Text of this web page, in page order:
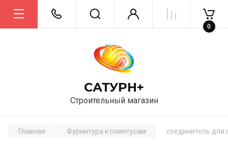
САТУРН+
Строительный магазин
0
Главная Фурнитура к плинтусам соединитель